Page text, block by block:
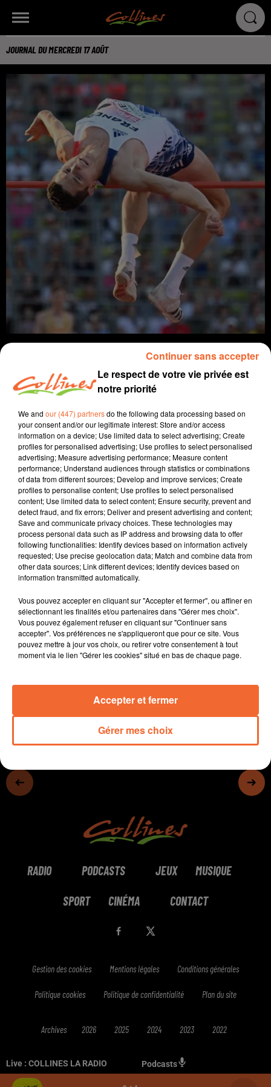
Live : COLLINES LA RADIO Podcasts
JOURNAL DU MERCREDI 17 AOÛT
Infos
17 août 2022 - 10 min 19 sec
JOURNAL DU MERCREDI 17 AOÛT
Boris Blais
L'info près de chez vous.
Quelques dégâts dans le thouarsais hier soir à St
Généroux après un violent orage.
Dernières répétitions à Cerizay pour le spectacle « un
mystérieux héritage » qui devrait rassembler plus de 2
000 spectateurs à partir de demain soir.
L’histoire au centre des animations au château de St
Mesmin
Les championnats d’Europe d’athlétisme à Munich :
grosse déception pour Hugo Hay sur 5.000 m.
Superbe fierté pour Sébastien Michaud ( photo )
qualifié pour la finale en saut en hauteur.
0:00 10 min 19 sec
RADIO PODCASTS JEUX MUSIQUE
SPORT CINÉMA CONTACT
Gestion des cookies Mentions légales Conditions générales
Politique cookies Politique de confidentialité Plan du site
Archives 2026 2025 2024 2023 2022
Le respect de votre vie privée est
notre priorité
We and our (447) partnersdo the following data processing based on
your consent and/or our legitimate interest: Store and/or access
information on a device; Use limited data to select advertising; Create
profiles for personalised advertising; Use profiles to select personalised
advertising; Measure advertising performance; Measure content
performance; Understand audiences through statistics or combinations
of data from different sources; Develop and improve services; Create
profiles to personalise content; Use profiles to select personalised
content; Use limited data to select content; Ensure security, prevent and
detect fraud, and fix errors; Deliver and present advertising and content;
Save and communicate privacy choices. These technologies may
process personal data such as IP address and browsing data to offer
following functionalities: Identify devices based on information actively
requested; Use precise geolocation data; Match and combine data from
other data sources; Link different devices; Identify devices based on
information transmitted automatically.
Vous pouvez accepter en cliquant sur "Accepter et fermer", ou affiner en
sélectionnant les finalités et/ou partenaires dans "Gérer mes choix".
Vous pouvez également refuser en cliquant sur "Continuer sans
accepter". Vos préférences ne s'appliqueront que pour ce site. Vous
pouvez mettre à jour vos choix, ou retirer votre consentement à tout
moment via le lien "Gérer les cookies" situé en bas de chaque page.
Gérer mes choix
Accepter et fermer
Continuer sans accepter